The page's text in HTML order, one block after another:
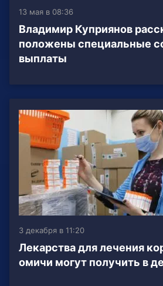
13 мая в 08:36
Владимир Куприянов
положены специальные
выплаты
3 декабря в 11:20
Лекарства для лечения
омичи могут получить в